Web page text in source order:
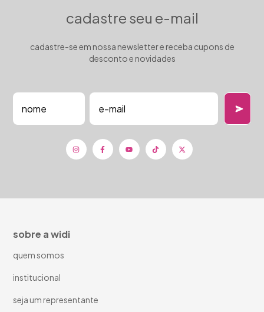
cadastre seu e-mail
cadastre-se em nossa newsletter e receba cupons de
desconto e novidades
sobre a widi
quem somos
institucional
seja um representante